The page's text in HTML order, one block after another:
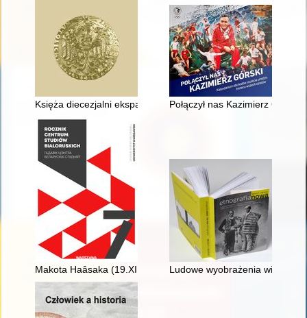
Księża diecezjalni ekspatrianci archidiecezji lwowskiej
Połączył nas Kazimierz
Makota Haâsaka (19.XI.1948-17.XII.2020)
Ludowe wyobrażenia